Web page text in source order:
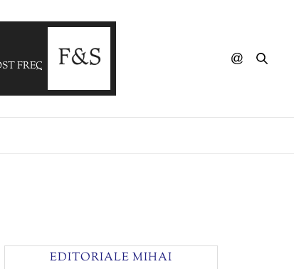
LOST FREQUENCIES - Are You With Me
EDITORIALE MIHAI